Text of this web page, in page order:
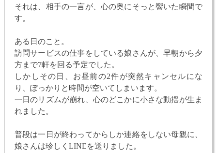
それは、相手の一言が、心の奥にそっと響いた瞬間で
す。
ある日のこと。
訪問サービスの仕事をしている娘さんが、早朝から夕
方まで7軒を回る予定でした。
しかしその日、お昼前の2件が突然キャンセルにな
り、ぽっかりと時間が空いてしまいます。
一日のリズムが崩れ、心のどこかに小さな動揺が生ま
れました。
普段は一日が終わってからしか連絡をしない母親に、
娘さんは珍しくLINEを送りました。